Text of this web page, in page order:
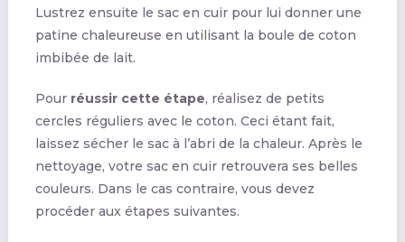
Lustrez ensuite le sac en cuir pour lui donner une
patine chaleureuse en utilisant la boule de coton
imbibée de lait.
Pour réussir cette étape, réalisez de petits
cercles réguliers avec le coton. Ceci étant fait,
laissez sécher le sac à l’abri de la chaleur. Après le
nettoyage, votre sac en cuir retrouvera ses belles
couleurs. Dans le cas contraire, vous devez
procéder aux étapes suivantes.